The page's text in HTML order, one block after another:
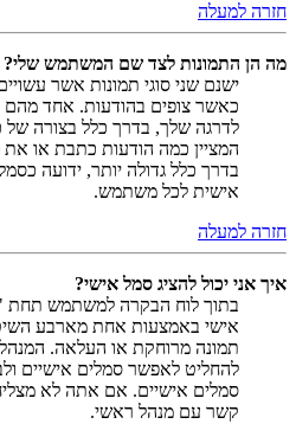
חזרה למעלה
מה הן התמונות לצד שם המשתמש שלי?
ישנם שני סוגי תמונות אשר
כאשר צופים בהודעות. אחד מהם
לדרגה שלך, בדרך כלל בצורה של
המציין כמה הודעות כתבת או
בדרך כלל גדולה יותר, ידועה
אישית לכל משתמש.
חזרה למעלה
איך אני יכול להציג סמל אישי?
בתוך לוח הבקרה למשתמש תחת
תמונה מרוחקת או העלאה.
להחליט לאפשר סמלים אישיים
סמלים אישיים. אם אתה לא
קשר עם מנהל ראשי.